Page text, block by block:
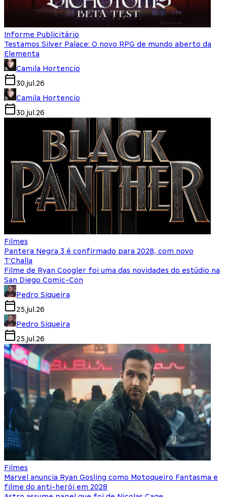
Informe Publicitário
Testamos Silver Palace: O novo RPG de mundo aberto da
Elementa
Camila Hortencio
30.jul.26
Camila Hortencio
30.jul.26
Filmes
Pantera Negra 3 é confirmado para 2028, com novo
T'Challa
Filme de Ryan Coogler foi uma das novidades do estúdio na
San Diego Comic-Con
Pedro Siqueira
25.jul.26
Pedro Siqueira
25.jul.26
Filmes
Marvel anuncia Ryan Gosling como Motoqueiro Fantasma e
filme do anti-herói em 2028